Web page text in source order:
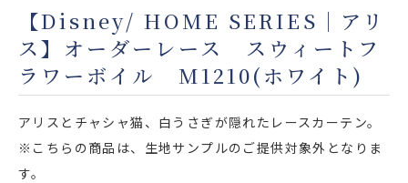
製品をさがす
店舗をさがす
私たちのこだわり
【Disney/ HOME SERIES｜アリ
ス】オーダーレース スウィートフ
ラワーボイル M1210(ホワイト)
アリスとチャシャ猫、白うさぎが隠れたレースカーテン。
※こちらの商品は、生地サンプルのご提供対象外となりま
す。